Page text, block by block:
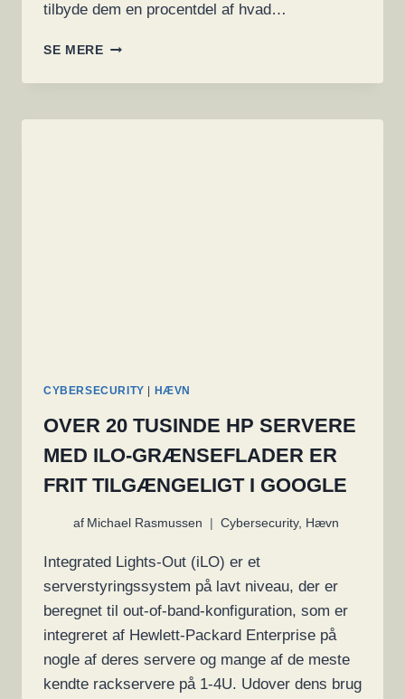
tilbyde dem en procentdel af hvad…
SE MEREHØR
EN
HACKER
CYBERSECURITY | HÆVN
OVER 20 TUSINDE HP SERVERE
MED ILO-GRÆNSEFLADER ER
FRIT TILGÆNGELIGT I GOOGLE
af Michael Rasmussen Cybersecurity, Hævn
Integrated Lights-Out (iLO) er et
serverstyringssystem på lavt niveau, der er
beregnet til out-of-band-konfiguration, som er
integreret af Hewlett-Packard Enterprise på
nogle af deres servere og mange af de meste
kendte rackservere på 1-4U. Udover dens brug